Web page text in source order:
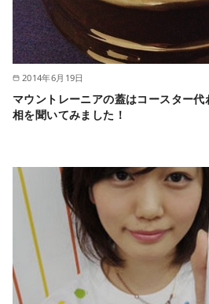
2014年6月19日
マウントレーニアの蓋はコースター
相を聞いてみました！